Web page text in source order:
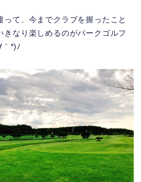
って、今までクラブを握ったこと
きなり楽しめるのがパークゴルフ
｀*)ﾉ